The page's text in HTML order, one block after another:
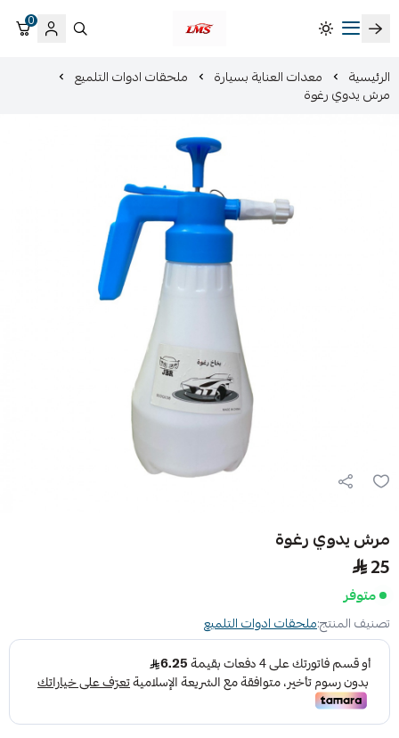
متجر لمسات الشرقية لزينة سيارات LMS
0
الرئيسية معدات العناية بسيارة ملحقات ادوات التلميع
مرش يدوي رغوة
مرش يدوي رغوة
25
متوفر
تصنيف المنتج:ملحقات ادوات التلميع